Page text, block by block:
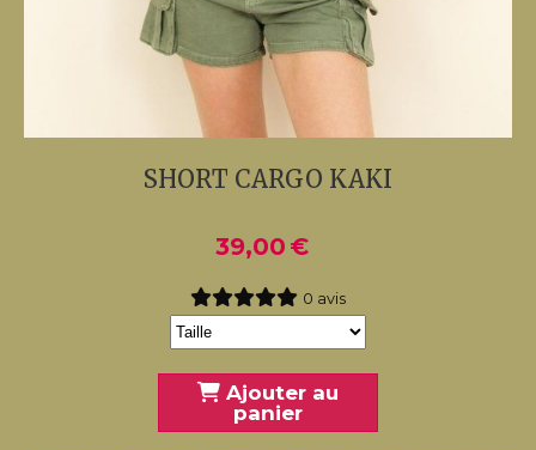
SHORT CARGO KAKI
39,00 €
0 avis
Ajouter au
panier